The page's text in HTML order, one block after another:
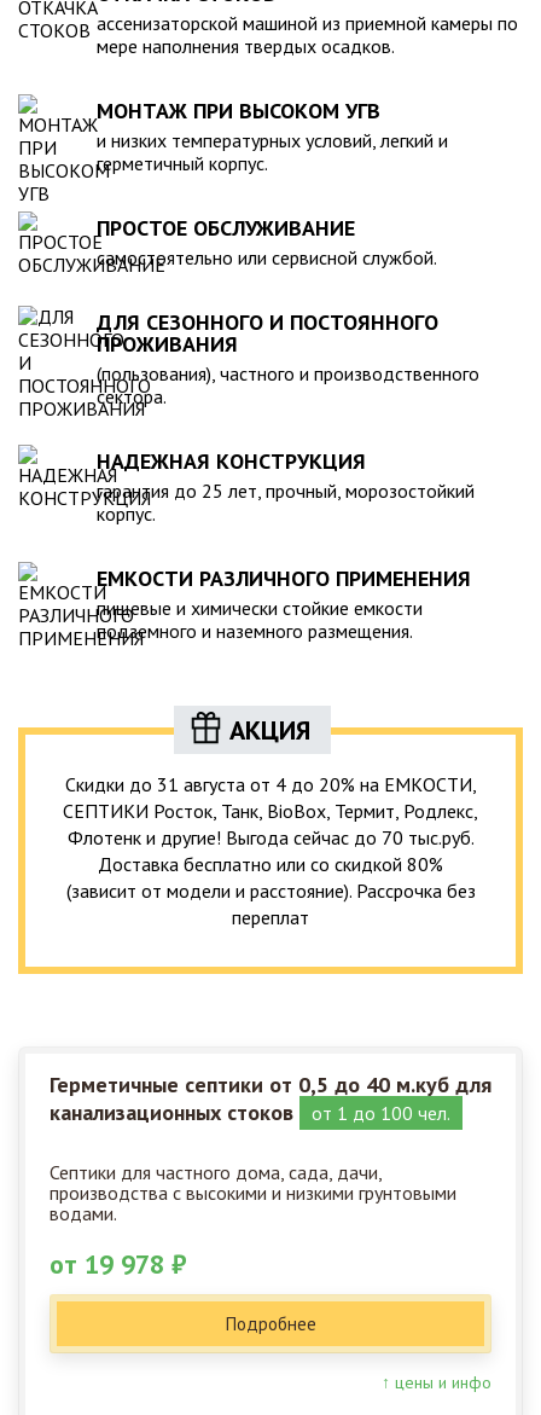
компанией, произведена в полном соответствии с
действующими стандартами и полностью безопасна в
экологическом отношении.
ассенизаторской машиной из приемной камеры по
мере наполнения твердых осадков.
МОНТАЖ ПРИ ВЫСОКОМ УГВ
и низких температурных условий, легкий и
герметичный корпус.
ПРОСТОЕ ОБСЛУЖИВАНИЕ
самостоятельно или сервисной службой.
ДЛЯ СЕЗОННОГО И ПОСТОЯННОГО
ПРОЖИВАНИЯ
(пользования), частного и производственного
сектора.
НАДЕЖНАЯ КОНСТРУКЦИЯ
гарантия до 25 лет, прочный, морозостойкий
корпус.
ЕМКОСТИ РАЗЛИЧНОГО ПРИМЕНЕНИЯ
пищевые и химически стойкие емкости
подземного и наземного размещения.
АКЦИЯ
Скидки до 31 августа от 4 до 20% на ЕМКОСТИ,
СЕПТИКИ Росток, Танк, BioBox, Термит, Родлекс,
Флотенк и другие! Выгода сейчас до 70 тыс.руб.
Доставка бесплатно или со скидкой 80%
(зависит от модели и расстояние). Рассрочка без
переплат
Герметичные септики от 0,5 до 40 м.куб для
канализационных стоков
от 1 до 100 чел.
Септики для частного дома, сада, дачи,
производства с высокими и низкими грунтовыми
водами.
от 19 978 ₽
Подробнее
↑ цены и инфо